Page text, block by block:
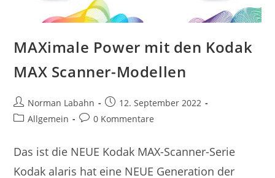
MAXimale Power mit den Kodak
MAX Scanner-Modellen
Norman Labahn
12. September 2022
Allgemein
0 Kommentare
Das ist die NEUE Kodak MAX-Scanner-Serie
Kodak alaris hat eine NEUE Generation der